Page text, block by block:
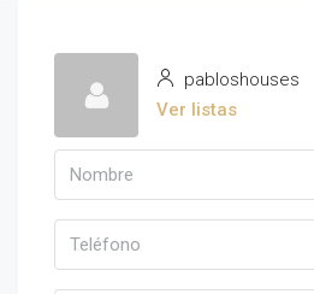
pabloshouses
Ver listas